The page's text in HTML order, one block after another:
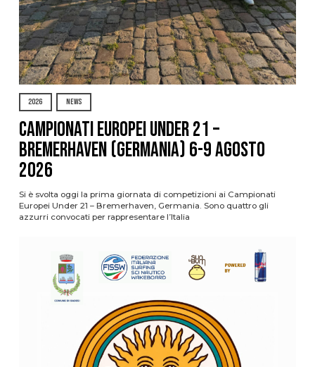
2026 NEWS
Campionati Europei Under 21 –
Bremerhaven (Germania) 6-9 agosto
2026
Si è svolta oggi la prima giornata di competizioni ai Campionati
Europei Under 21 – Bremerhaven, Germania. Sono quattro gli
azzurri convocati per rappresentare l’Italia